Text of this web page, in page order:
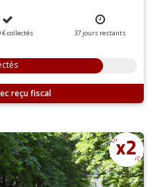
€collectés 37jours restants